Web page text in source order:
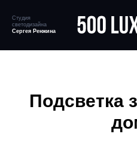
SITENAME
Студия
светодизайна
Сергея Ренжина
Подсветка